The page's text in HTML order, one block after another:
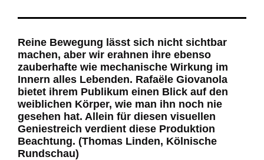
Reine Bewegung lässt sich nicht sichtbar
machen, aber wir erahnen ihre ebenso
zauberhafte wie mechanische Wirkung im
Innern alles Lebenden. Rafaële Giovanola
bietet ihrem Publikum einen Blick auf den
weiblichen Körper, wie man ihn noch nie
gesehen hat. Allein für diesen visuellen
Geniestreich verdient diese Produktion
Beachtung. (Thomas Linden, Kölnische
Rundschau)